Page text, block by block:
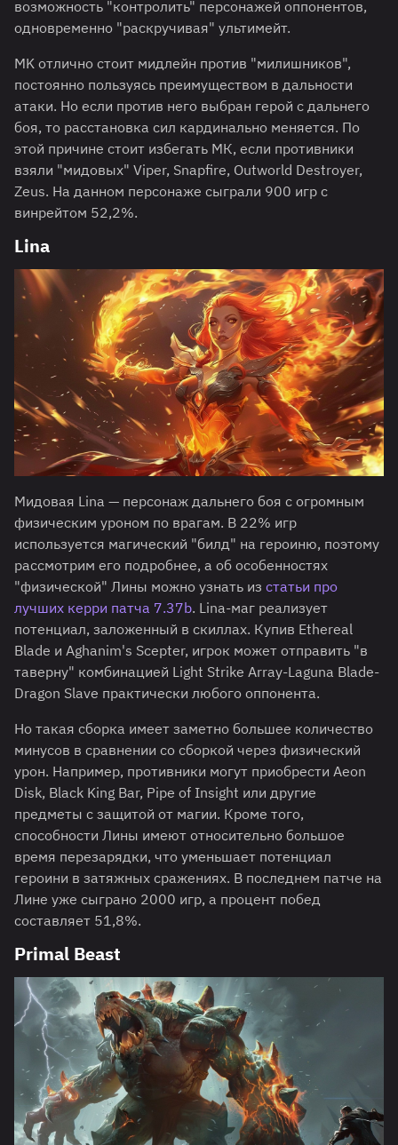
возможность "контролить" персонажей оппонентов,
одновременно "раскручивая" ультимейт.
MK отлично стоит мидлейн против "милишников",
постоянно пользуясь преимуществом в дальности
атаки. Но если против него выбран герой с дальнего
боя, то расстановка сил кардинально меняется. По
этой причине стоит избегать МК, если противники
взяли "мидовых" Viper, Snapfire, Outworld Destroyer,
Zeus. На данном персонаже сыграли 900 игр с
винрейтом 52,2%.
Lina
Мидовая Lina — персонаж дальнего боя с огромным
физическим уроном по врагам. В 22% игр
используется магический "билд" на героиню, поэтому
рассмотрим его подробнее, а об особенностях
"физической" Лины можно узнать из статьи про
лучших керри патча 7.37b. Lina-маг реализует
потенциал, заложенный в скиллах. Купив Ethereal
Blade и Aghanim's Scepter, игрок может отправить "в
таверну" комбинацией Light Strike Array-Laguna Blade-
Dragon Slave практически любого оппонента.
Но такая сборка имеет заметно большее количество
минусов в сравнении со сборкой через физический
урон. Например, противники могут приобрести Aeon
Disk, Black King Bar, Pipe of Insight или другие
предметы с защитой от магии. Кроме того,
способности Лины имеют относительно большое
время перезарядки, что уменьшает потенциал
героини в затяжных сражениях. В последнем патче на
Лине уже сыграно 2000 игр, а процент побед
составляет 51,8%.
Primal Beast